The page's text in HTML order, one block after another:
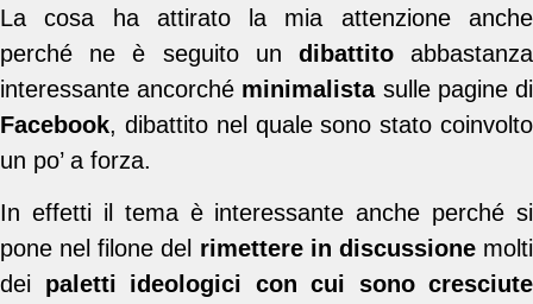
La cosa ha attirato la mia attenzione anche
perché ne è seguito un dibattitoabbastanza
interessante ancorché minimalista sulle pagine di
Facebook, dibattito nel quale sono stato coinvolto
un po’ a forza.
In effetti il tema è interessante anche perché si
pone nel filone del rimettere in discussionemolti
dei paletti ideologici con cui sono cresciute